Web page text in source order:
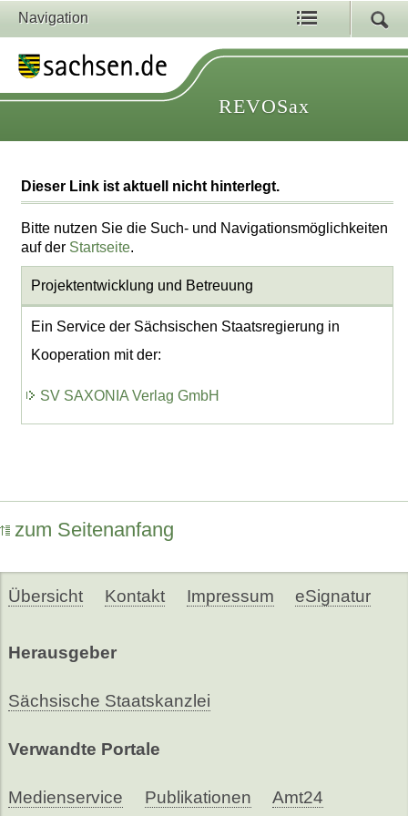
Navigation
REVOSax
Dieser Link ist aktuell nicht hinterlegt.
Bitte nutzen Sie die Such- und Navigationsmöglichkeiten
auf der Startseite.
Projektentwicklung und Betreuung
Ein Service der Sächsischen Staatsregierung in
Kooperation mit der:
SV SAXONIA Verlag GmbH
zum Seitenanfang
Übersicht Kontakt Impressum eSignatur
Herausgeber
Sächsische Staatskanzlei
Verwandte Portale
Medienservice Publikationen Amt24